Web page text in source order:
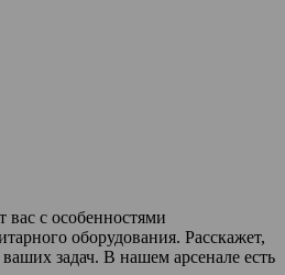
вас с особенностями
оборудования. Расскажет,
задач. В нашем арсенале есть